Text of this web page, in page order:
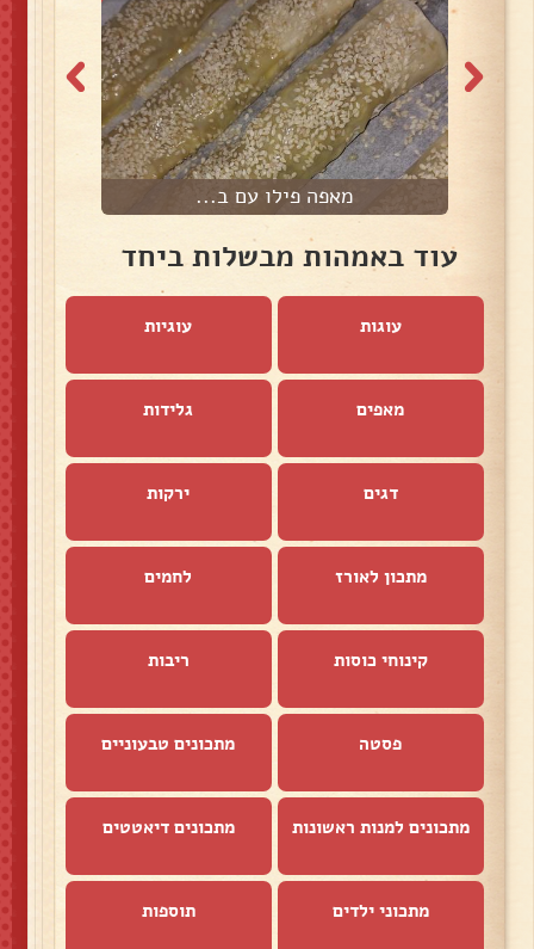
מאפה פילו עם ב...
עוד באמהות מבשלות ביחד
עוגות עוגיות
מאפים גלידות
דגים ירקות
מתכון לאורז לחמים
קינוחי כוסות ריבות
פסטה מתכונים טבעוניים
מתכונים למנות ראשונות מתכונים דיאטטים
מתכוני ילדים תוספות